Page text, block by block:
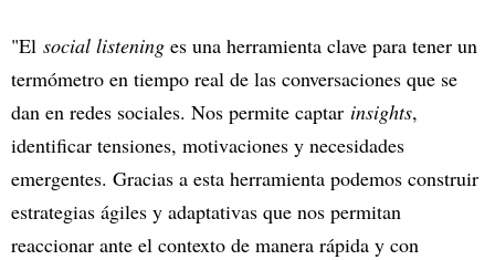
"El social listening es una herramienta clave para tener un
termómetro en tiempo real de las conversaciones que se
dan en redes sociales. Nos permite captar insights,
identificar tensiones, motivaciones y necesidades
emergentes. Gracias a esta herramienta podemos construir
estrategias ágiles y adaptativas que nos permitan
reaccionar ante el contexto de manera rápida y con